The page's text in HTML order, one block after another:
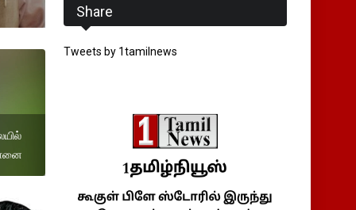
Share
Tweets by 1tamilnews